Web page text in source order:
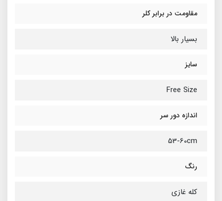
مقاومت در برابر کلر
بسیار بالا
سایز
Free Size
اندازه دور سر
53-60cm
رنگ
کله غازی